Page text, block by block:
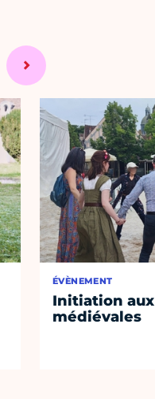
ÉVÈNEMENT
Initiation
médiévales